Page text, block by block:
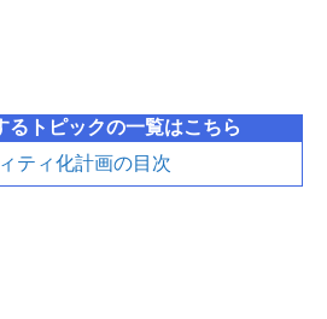
るトピックの一覧はこちら
ティ化計画の目次